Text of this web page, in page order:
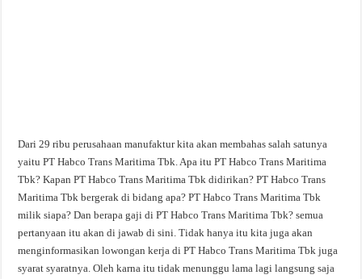
Dari 29 ribu perusahaan manufaktur kita akan membahas salah satunya
yaitu PT Habco Trans Maritima Tbk. Apa itu PT Habco Trans Maritima
Tbk? Kapan PT Habco Trans Maritima Tbk didirikan? PT Habco Trans
Maritima Tbk bergerak di bidang apa? PT Habco Trans Maritima Tbk
milik siapa? Dan berapa gaji di PT Habco Trans Maritima Tbk? semua
pertanyaan itu akan di jawab di sini. Tidak hanya itu kita juga akan
menginformasikan lowongan kerja di PT Habco Trans Maritima Tbk juga
syarat syaratnya. Oleh karna itu tidak menunggu lama lagi langsung saja